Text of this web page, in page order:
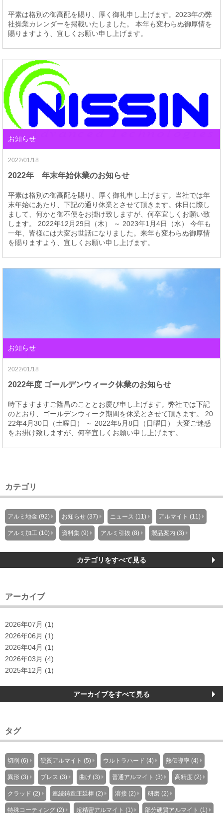
平素は格別の御高配を賜り、厚く御礼申し上げます。2023年の弊
社操業カレンダーを掲載いたしました。 本年も変わらぬ御厚情を
賜りますよう、宜しくお願い申し上げます。
お知らせ
2022/01/18
2022年 年末年始休業のお知らせ
平素は格別の御高配を賜り、厚く御礼申し上げます。当社では年
末年始にあたり、下記の通り休業とさせて頂きます。休日に際し
まして、何かと御不便をお掛け致しますが、何卒宜しくお願い致
します。 2022年12月29日（木） ～ 2023年1月4日（水） 今年も
一年、皆様には大変お世話になりました。来年も変わらぬ御厚情
を賜りますよう、宜しくお願い申し上げます。
お知らせ
2022/01/18
2022年度 ゴールデンウィーク休業のお知らせ
時下ますますご隆昌のこととお慶び申し上げます。弊社では下記
のとおり、ゴールデンウィーク期間を休業とさせて頂きます。 20
22年4月30日（土曜日） ～ 2022年5月8日（日曜日） 大変ご迷惑
をお掛け致しますが、何卒宜しくお願い申し上げます。
カテゴリ
アルミ地金 (92) お知らせ (37) ニュース (11) アルマイト (11)
アルミ加工 (10) 資料集 (9) アルミ引抜 (8) 製品案内 (3)
カテゴリをすべて見る
アーカイブ
2026年07月 (1)
2026年06月 (1)
2026年04月 (1)
2026年03月 (4)
2025年12月 (1)
アーカイブをすべて見る
タグ
切削 (6) 硬質アルマイト (5) ウルトラハード (4) 熱伝導率 (4)
異形 (3) プレス (3) 曲げ (3) 普通アルマイト (3) 高精度 (2)
クラッド (2) 連続鋳造圧延棒 (2) 溶接 (2) 研磨 (2)
特殊コーティング (2) 超精密アルマイト (1) 部分硬質アルマイト (1)